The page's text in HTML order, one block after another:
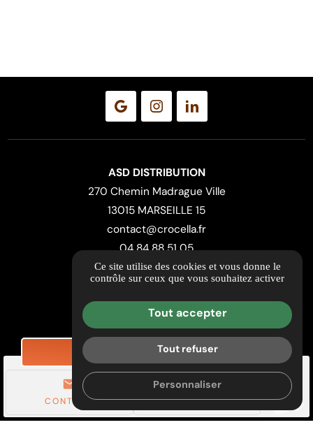
mail
CONTACT
call
TÉL.
DEMANDE DE TARIF
ASD DISTRIBUTION
270 Chemin Madrague Ville
13015 MARSEILLE 15
contact@crocella.fr
04 84 88 51 05
ITINÉRAIRE
Guide local
Informations complémentaires
Mentions légales
Gestion des cookies
Ce site utilise des cookies et vous donne le
contrôle sur ceux que vous souhaitez activer
Tout accepter
Tout refuser
Personnaliser